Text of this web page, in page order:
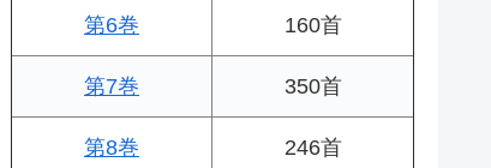
第6巻 160首
第7巻 350首
第8巻 246首